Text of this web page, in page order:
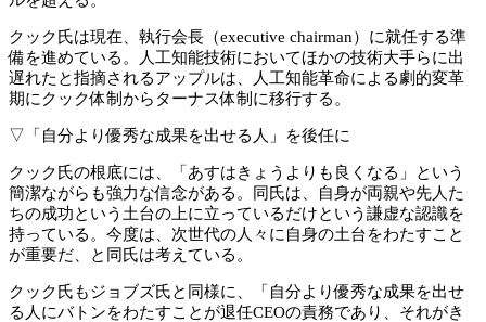
クック氏は現在、執行会長（executive chairman）に就任する準
備を進めている。人工知能技術においてほかの技術大手らに出
遅れたと指摘されるアップルは、人工知能革命による劇的変革
期にクック体制からターナス体制に移行する。
▽「自分より優秀な成果を出せる人」を後任に
クック氏の根底には、「あすはきょうよりも良くなる」という
簡潔ながらも強力な信念がある。同氏は、自身が両親や先人た
ちの成功という土台の上に立っているだけという謙虚な認識を
持っている。今度は、次世代の人々に自身の土台をわたすこと
が重要だ、と同氏は考えている。
クック氏もジョブズ氏と同様に、「自分より優秀な成果を出せ
る人にバトンをわたすことが退任CEOの責務であり、それがき